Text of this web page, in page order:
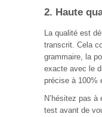
2. Haute
La qualité est
transcrit. Cela
grammaire, la
exacte avec le
précise à 100%
N’hésitez pas
test avant de